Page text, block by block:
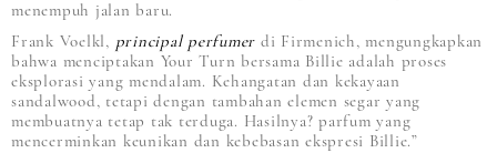
menempuh jalan baru.
Frank Voelkl, principal perfumer di Firmenich, mengungkapkan
bahwa menciptakan Your Turn bersama Billie adalah proses
eksplorasi yang mendalam. Kehangatan dan kekayaan
sandalwood, tetapi dengan tambahan elemen segar yang
membuatnya tetap tak terduga. Hasilnya? parfum yang
mencerminkan keunikan dan kebebasan ekspresi Billie.”